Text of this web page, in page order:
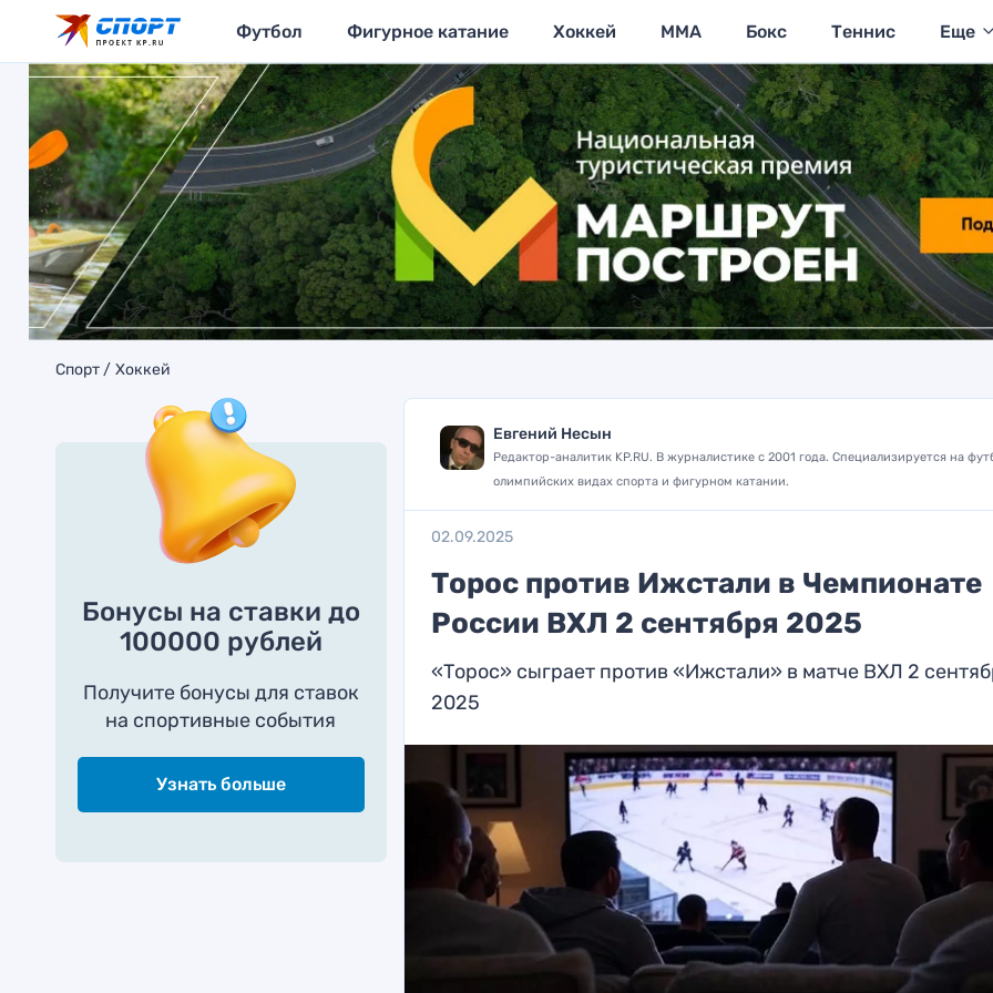
Футбол Фигурное катание Хоккей MMA Бокс Теннис Еще
Спорт Хоккей
Бонусы на ставки до
100000 рублей
Получите бонусы для ставок
на спортивные события
Узнать больше
Евгений Несын
Редактор-аналитик KP.RU. В журналистике с 2001 года. Специализируется на
олимпийских видах спорта и фигурном катании.
02.09.2025
Торос против Ижстали в Чемпионате
России ВХЛ 2 сентября 2025
«Торос» сыграет против «Ижстали» в матче ВХЛ 2
2025